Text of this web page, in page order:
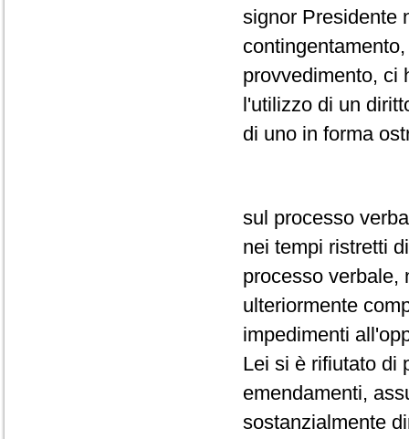
signor Presidente
provvedimento, ci
l'utilizzo di un
di uno in forma
sul processo
nei tempi ristretti
processo verbale,
ulteriormente
impedimenti
Lei si è rifiutato di
emendamenti,
sostanzialmente